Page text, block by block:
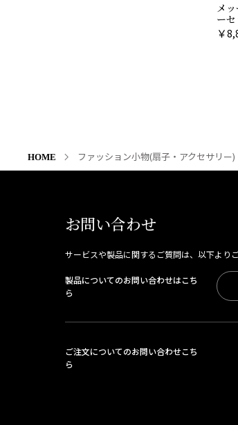
メ
ー
￥
HOME ファッション小物(扇子・アクセサリー)
お問い合わせ
サービスや製品に関するご質問は、以下より
製品についてのお問い合わせはこち
ら
ご注文についてのお問い合わせこち
ら